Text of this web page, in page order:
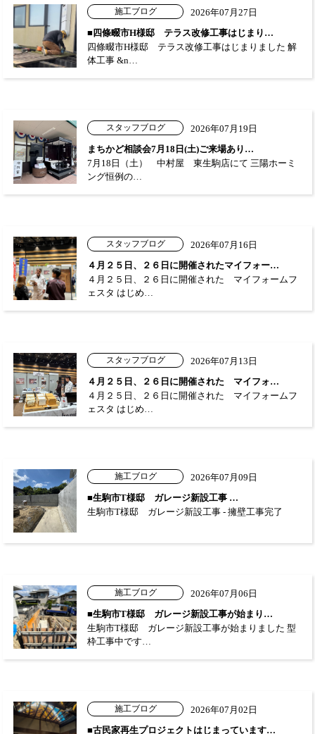
施工ブログ
2026年07月27日
■四條畷市H様邸 テラス改修工事はじまり…
四條畷市H様邸 テラス改修工事はじまりました 解
体工事 &n…
スタッフブログ
2026年07月19日
まちかど相談会7月18日(土)ご来場あり…
7月18日（土） 中村屋 東生駒店にて 三陽ホーミ
ング恒例の…
スタッフブログ
2026年07月16日
４月２５日、２６日に開催されたマイフォー…
４月２５日、２６日に開催された マイフォームフ
ェスタ はじめ…
スタッフブログ
2026年07月13日
４月２５日、２６日に開催された マイフォ…
４月２５日、２６日に開催された マイフォームフ
ェスタ はじめ…
施工ブログ
2026年07月09日
■生駒市T様邸 ガレージ新設工事 …
生駒市T様邸 ガレージ新設工事 - 擁壁工事完了
施工ブログ
2026年07月06日
■生駒市T様邸 ガレージ新設工事が始まり…
生駒市T様邸 ガレージ新設工事が始まりました 型
枠工事中です…
施工ブログ
2026年07月02日
■古民家再生プロジェクトはじまっています…